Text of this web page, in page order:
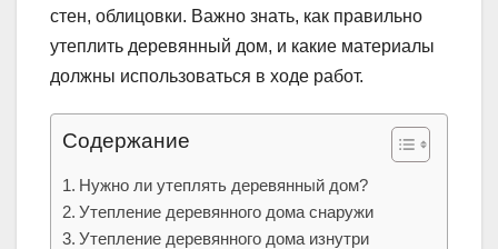
стен, облицовки. Важно знать, как правильно
утеплить деревянный дом, и какие материалы
должны использоваться в ходе работ.
Содержание
Нужно ли утеплять деревянный дом?
Утепление деревянного дома снаружи
Утепление деревянного дома изнутри